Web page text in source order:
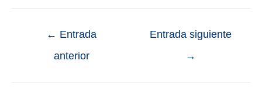
← Entrada
anterior
Entrada siguiente
→